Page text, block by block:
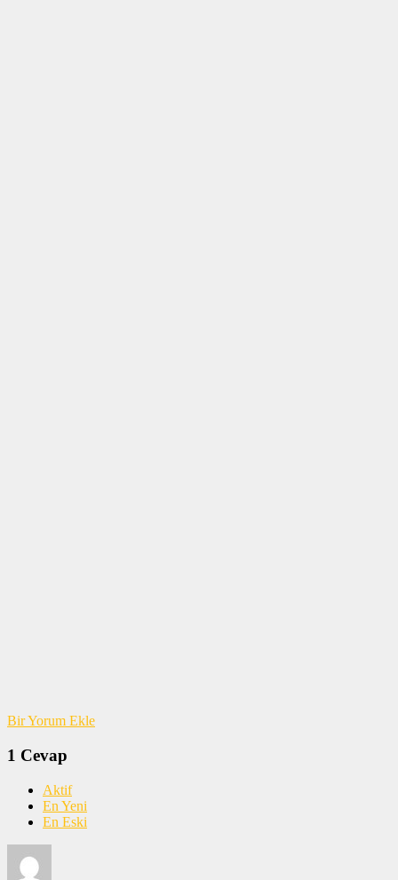
Bir Yorum Ekle
1 Cevap
Aktif
En Yeni
En Eski